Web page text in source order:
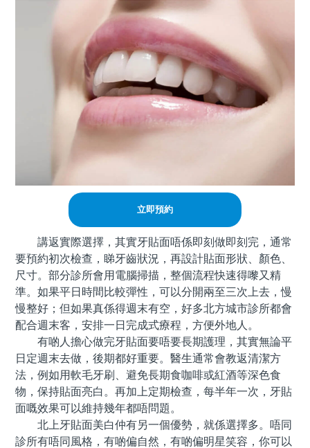
立即預約
講返實際選擇，其實牙貼面唔係即刻做即刻完，通常
要預約初次檢查，睇牙齒狀況，再設計貼面形狀、顏色、
尺寸。部分診所會用電腦掃描，整個流程快速得嚟又精
準。如果平日時間比較彈性，可以分開兩至三次上去，慢
慢整好；但如果真係得週末有空，好多北方城市診所都會
配合週末客，安排一日完成式療程，方便外地人。
有啲人擔心做完牙貼面要唔要長期護理，其實無論平
日定週末去做，後期都好重要。醫生通常會教返清潔方
法，例如用軟毛牙刷、避免長期食咖啡或紅酒等深色食
物，保持貼面亮白。再加上定期檢查，每半年一次，牙貼
面嘅效果可以維持幾年都唔問題。
北上牙貼面美白仲有另一個優勢，就係選擇多。唔同
診所有唔同風格，有啲偏自然，有啲偏明星笑容，你可以